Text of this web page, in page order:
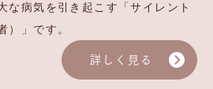
な病気を引き起こす「サイレント
）」です。
詳しく見る